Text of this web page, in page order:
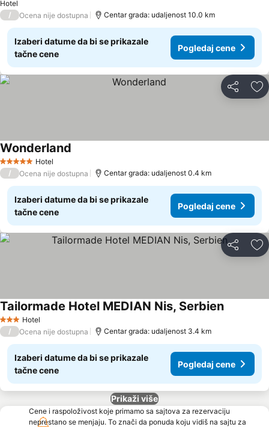
Hotel
/
Ocena nije dostupna Centar grada: udaljenost 10.0 km
Izaberi datume da bi se prikazale
tačne cene
Pogledaj cene
Deli
5 ZvezdiceHotel
Wonderland
/ Ocena nije dostupna Centar grada: udaljenost 0.4 km
Izaberi datume da bi se prikazale
tačne cene
Pogledaj cene
Deli
3 Zvezdice
Hotel
Tailormade Hotel MEDIAN Nis, Serbien
/ Ocena nije dostupna Centar grada: udaljenost 3.4 km
Izaberi datume da bi se prikazale
tačne cene
Pogledaj cene
Prikaži više
Cene i raspoloživost koje primamo sa sajtova za rezervaciju
neprestano se menjaju. To znači da ponuda koju vidiš na sajtu za